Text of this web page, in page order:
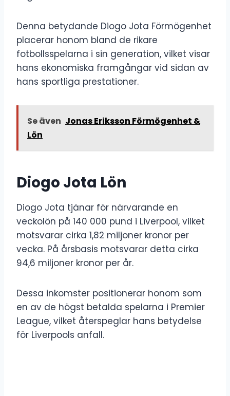
Denna betydande Diogo Jota Förmögenhet
placerar honom bland de rikare
fotbollsspelarna i sin generation, vilket visar
hans ekonomiska framgångar vid sidan av
hans sportliga prestationer.
Se även Jonas Eriksson Förmögenhet &
Lön
Diogo Jota Lön
Diogo Jota tjänar för närvarande en
veckolön på 140 000 pund i Liverpool, vilket
motsvarar cirka 1,82 miljoner kronor per
vecka. På årsbasis motsvarar detta cirka
94,6 miljoner kronor per år.
Dessa inkomster positionerar honom som
en av de högst betalda spelarna i Premier
League, vilket återspeglar hans betydelse
för Liverpools anfall.